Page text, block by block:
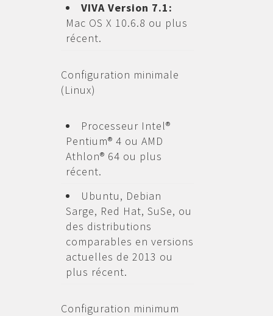
VIVA Version 7.1:
Mac OS X 10.6.8 ou plus
récent.
Configuration minimale
(Linux)
Processeur Intel®
Pentium® 4 ou AMD
Athlon® 64 ou plus
récent.
Ubuntu, Debian
Sarge, Red Hat, SuSe, ou
des distributions
comparables en versions
actuelles de 2013 ou
plus récent.
Configuration minimum